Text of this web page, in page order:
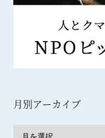
月別アーカイブ